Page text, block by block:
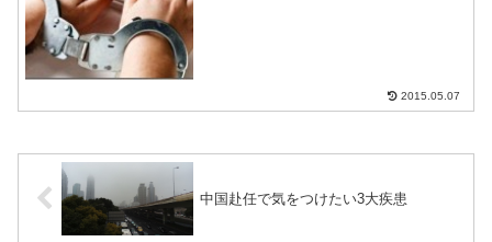
2015.05.07
中国赴任で気をつけたい3大疾患